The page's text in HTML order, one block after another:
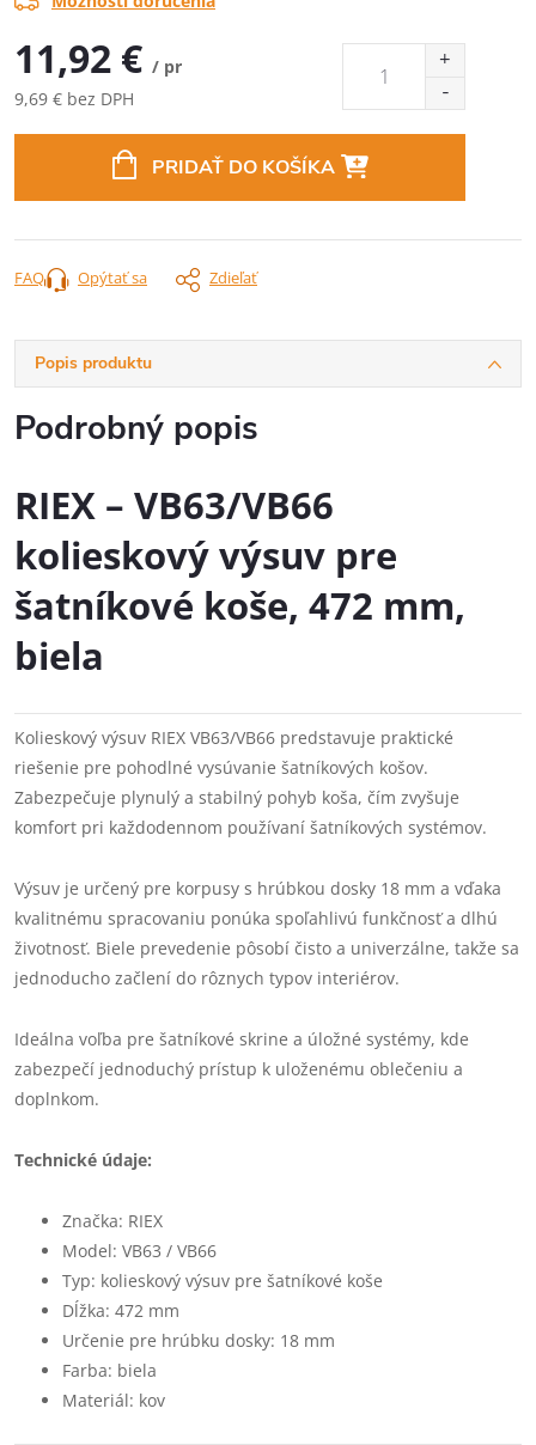
11,92 € / pr
9,69 € bez DPH
PRIDAŤ DO KOŠÍKA
Opýtať sa Zdieľať
FAQ
Popis produktu
Podrobný popis
RIEX – VB63/VB66
kolieskový výsuv pre
šatníkové koše, 472 mm,
biela
Kolieskový výsuv RIEX VB63/VB66 predstavuje praktické
riešenie pre pohodlné vysúvanie šatníkových košov.
Zabezpečuje plynulý a stabilný pohyb koša, čím zvyšuje
komfort pri každodennom používaní šatníkových systémov.
Výsuv je určený pre korpusy s hrúbkou dosky 18 mm a vďaka
kvalitnému spracovaniu ponúka spoľahlivú funkčnosť a dlhú
životnosť. Biele prevedenie pôsobí čisto a univerzálne, takže sa
jednoducho začlení do rôznych typov interiérov.
Ideálna voľba pre šatníkové skrine a úložné systémy, kde
zabezpečí jednoduchý prístup k uloženému oblečeniu a
doplnkom.
Technické údaje:
Značka: RIEX
Model: VB63 / VB66
Typ: kolieskový výsuv pre šatníkové koše
Dĺžka: 472 mm
Určenie pre hrúbku dosky: 18 mm
Farba: biela
Materiál: kov